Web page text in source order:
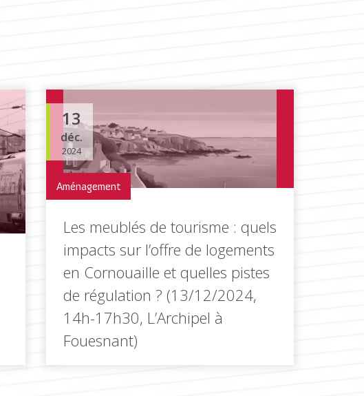
13
déc.
2024
Aménagement
Les meublés de tourisme : quels
impacts sur l’offre de logements
en Cornouaille et quelles pistes
de régulation ? (13/12/2024,
14h-17h30, L’Archipel à
Fouesnant)